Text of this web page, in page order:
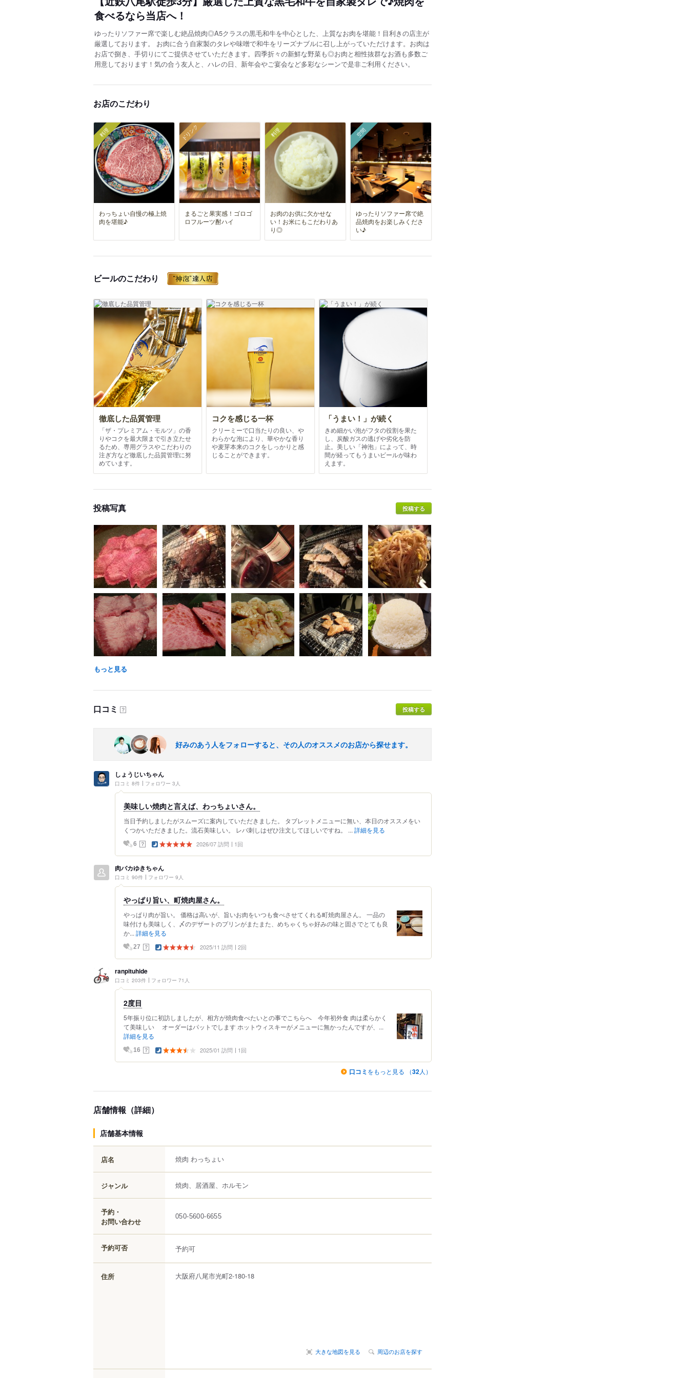
食べるなら当店へ！
ゆったりソファー席で楽しむ絶品焼肉◎A5クラスの黒毛和牛を中心とした、上質なお肉を堪能！目利きの店主が
厳選しております。 お肉に合う自家製のタレや味噌で和牛をリーズナブルに召し上がっていただけます。お肉は
お店で捌き、手切りにてご提供させていただきます。四季折々の新鮮な野菜も◎お肉と相性抜群なお酒も多数ご
用意しております！気の合う友人と、ハレの日、新年会やご宴会など多彩なシーンで是非ご利用ください。
お店のこだわり
料理
わっちょい自慢の極上焼
肉を堪能♪
ドリンク
まるごと果実感！ゴロゴ
ロフルーツ酎ハイ
料理
お肉のお供に欠かせな
い！お米にもこだわりあ
り◎
空間
ゆったりソファー席で絶
品焼肉をお楽しみくださ
い♪
ビールのこだわり
徹底した品質管理
「ザ・プレミアム・モルツ」の香
りやコクを最大限まで引き立たせ
るため、専用グラスやこだわりの
注ぎ方など徹底した品質管理に努
めています。
コクを感じる一杯
クリーミーで口当たりの良い、や
わらかな泡により、華やかな香り
や麦芽本来のコクをしっかりと感
じることができます。
「うまい！」が続く
きめ細かい泡がフタの役割を果た
し、炭酸ガスの逃げや劣化を防
止。美しい「神泡」によって、時
間が経ってもうまいビールが味わ
えます。
投稿写真 投稿する
もっと見る
口コミ ？ 投稿する
好みのあう人をフォローすると、その人のオススメのお店から探せます。
しょうじいちゃん
口コミ 8件 フォロワー 3人
美味しい焼肉と言えば、わっちょいさん。
当日予約しましたがスムーズに案内していただきました。 タブレットメニューに無い、本日のオススメをい
くつかいただきました。流石美味しい。 レバ刺しはぜひ注文してほしいですね。 ... 詳細を見る
6 ？ 2026/07 訪問 1回
肉バカゆきちゃん
口コミ 90件 フォロワー 9人
やっぱり旨い、町焼肉屋さん。
やっぱり肉が旨い。 価格は高いが、旨いお肉をいつも食べさせてくれる町焼肉屋さん。 一品の
味付けも美味しく、〆のデザートのプリンがまたまた、めちゃくちゃ好みの味と固さでとても良
か... 詳細を見る
27 ？ 2025/11 訪問 2回
ranpituhide
口コミ 203件 フォロワー 71人
2度目
5年振り位に初訪しましたが、相方が焼肉食べたいとの事でこちらへ 今年初外食 肉は柔らかく
て美味しい オーダーはパットでします ホットウィスキーがメニューに無かったんですが、...
詳細を見る
16 ？ 2025/01 訪問 1回
口コミ をもっと見る （32人）
店舗情報（詳細）
店舗基本情報
店名 焼肉 わっちょい
ジャンル 焼肉、居酒屋、ホルモン
予約・
お問い合わせ
050-5600-6655
予約可否 予約可
住所 大阪府八尾市光町2-180-18
大きな地図を見る 周辺のお店を探す